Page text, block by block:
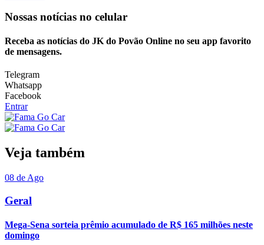
Nossas notícias no celular
Receba as notícias do JK do Povão Online no seu app favorito
de mensagens.
Telegram
Whatsapp
Facebook
Entrar
Veja também
08 de Ago
Geral
Mega-Sena sorteia prêmio acumulado de R$ 165 milhões neste
domingo